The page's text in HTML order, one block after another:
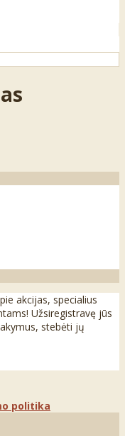
akcijas, specialius
Užsiregistravę jūs
stebėti jų
politika